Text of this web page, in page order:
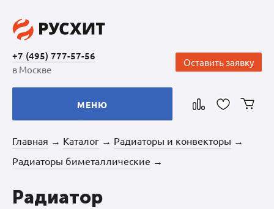
+7 (495) 777-57-56
в Москве
Оставить заявку
МЕНЮ
Главная → Каталог → Радиаторы и конвекторы →
Радиаторы биметаллические →
Радиатор